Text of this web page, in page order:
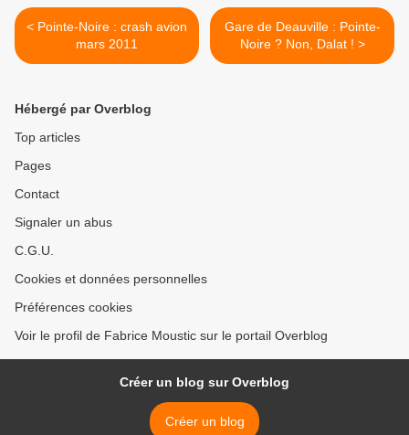
< Pointe-Noire : crash avion
mars 2011
Gare de Deauville : Pointe-
Noire ? Non, Dalat ! >
Hébergé par Overblog
Top articles
Pages
Contact
Signaler un abus
C.G.U.
Cookies et données personnelles
Préférences cookies
Voir le profil de Fabrice Moustic sur le portail Overblog
Créer un blog sur Overblog
Créer un blog